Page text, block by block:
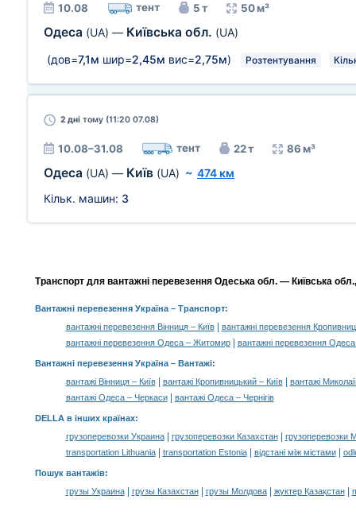
10.08 тент 5 т 50 м³
Одеса (UA) — Київська обл. (UA)
(дов=7,1м шир=2,45м вис=2,75м) Розтентування
2 дні тому (11:20 07.08)
10.08–31.08 тент 22 т 86 м³
Одеса (UA) — Київ (UA) ~ 474 км
Кільк. машин: 3
Транспорт для вантажні перевезення Одеська обл. — Київська обл.,
Вантажні перевезення Україна– Транспорт:
вантажні перевезення Вінниця – Київ|
вантажні перевезення
вантажні перевезення Одеса – Житомир| вантажні перевезення
Вантажні перевезення Україна – Вантажі:
вантажі Вінниця – Київ| вантажі Кропивницький – Київ|
вантажі
вантажі Одеса – Черкаси| вантажі Одеса – Чернігів
DELLA в інших країнах:
грузоперевозки Украина| грузоперевозки Казахстан|
грузоперевозки
transportation Lithuania| transportation Estonia| відстані між містами|
Пошук вантажів:
грузы Украина| грузы Казахстан| грузы Молдова| жүктер Қазақстан|